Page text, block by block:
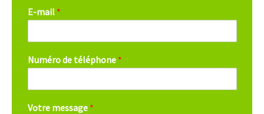
E-mail *
Numéro de téléphone *
Votre message *